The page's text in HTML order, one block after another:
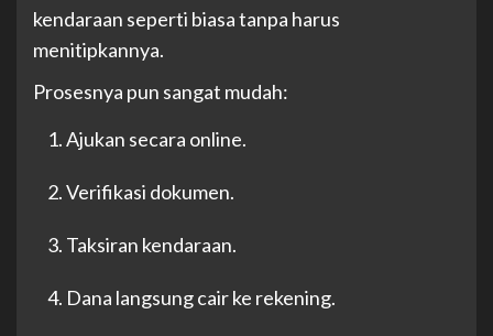
kendaraan seperti biasa tanpa harus
menitipkannya.
Prosesnya pun sangat mudah:
Ajukan secara online.
Verifikasi dokumen.
Taksiran kendaraan.
Dana langsung cair ke rekening.